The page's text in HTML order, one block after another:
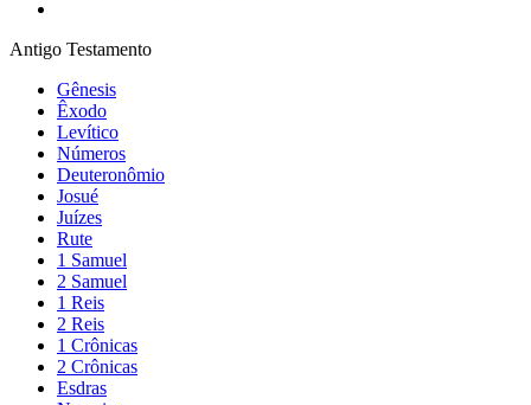
Antigo Testamento
Gênesis
Êxodo
Levítico
Números
Deuteronômio
Josué
Juízes
Rute
1 Samuel
2 Samuel
1 Reis
2 Reis
1 Crônicas
2 Crônicas
Esdras